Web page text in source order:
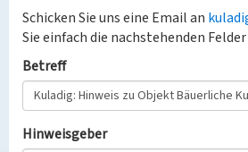
Schicken Sie uns eine Email an
Sie einfach die nachstehenden Felder
Betreff
Hinweisgeber